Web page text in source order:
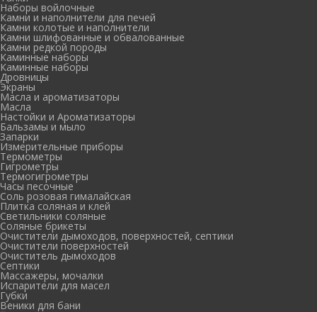
Наборы войлочные
Камни и наполнители для печей
Камни колотые и наполнители
Камни шлифованные и обвалованные
Камни редкой породы
Каминные наборы
Каминные наборы
Дровницы
Экраны
Масла и ароматизаторы
Масла
Настойки и Ароматизаторы
Бальзамы и мыло
Запарки
Измерительные приборы
Термометры
Гигрометры
Термогигрометры
Часы песочные
Соль розовая гималайская
Плитка соляная и клей
Светильники соляные
Соляные брикеты
Очистители дымоходов, поверхностей, септики
Очистители поверхностей
Очиститель дымоходов
Септики
Массажеры, мочалки
Испарители для масел
Губки
Веники для бани